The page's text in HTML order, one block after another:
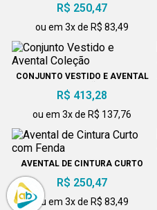
R$ 250,47
ou em 3x de R$ 83,49
CONJUNTO VESTIDO E AVENTAL
COLEÇÃO
R$ 413,28
ou em 3x de R$ 137,76
AVENTAL DE CINTURA CURTO
COM FENDA
R$ 250,47
ou em 3x de R$ 83,49